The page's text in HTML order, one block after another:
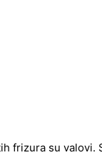
frizura su valovi.